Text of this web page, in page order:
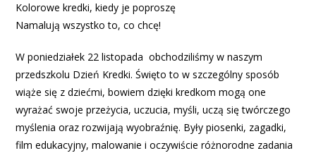
Kolorowe kredki, kiedy je poproszę
Namalują wszystko to, co chcę!
W poniedziałek 22 listopada obchodziliśmy w naszym
przedszkolu Dzień Kredki. Święto to w szczególny sposób
wiąże się z dziećmi, bowiem dzięki kredkom mogą one
wyrażać swoje przeżycia, uczucia, myśli, uczą się twórczego
myślenia oraz rozwijają wyobraźnię. Były piosenki, zagadki,
film edukacyjny, malowanie i oczywiście różnorodne zadania